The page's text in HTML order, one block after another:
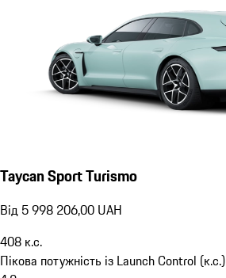
Taycan Sport Turismo
Від 5 998 206,00 UAH
408 к.с.
Пікова потужність із Launch Control (к.с.)